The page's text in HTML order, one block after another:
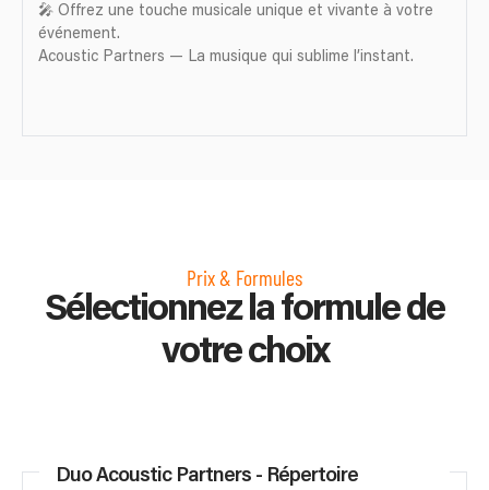
🎤 Offrez une touche musicale unique et vivante à votre
événement.
Acoustic Partners — La musique qui sublime l’instant.
Prix & Formules
Sélectionnez la formule de
votre choix
Duo Acoustic Partners - Répertoire